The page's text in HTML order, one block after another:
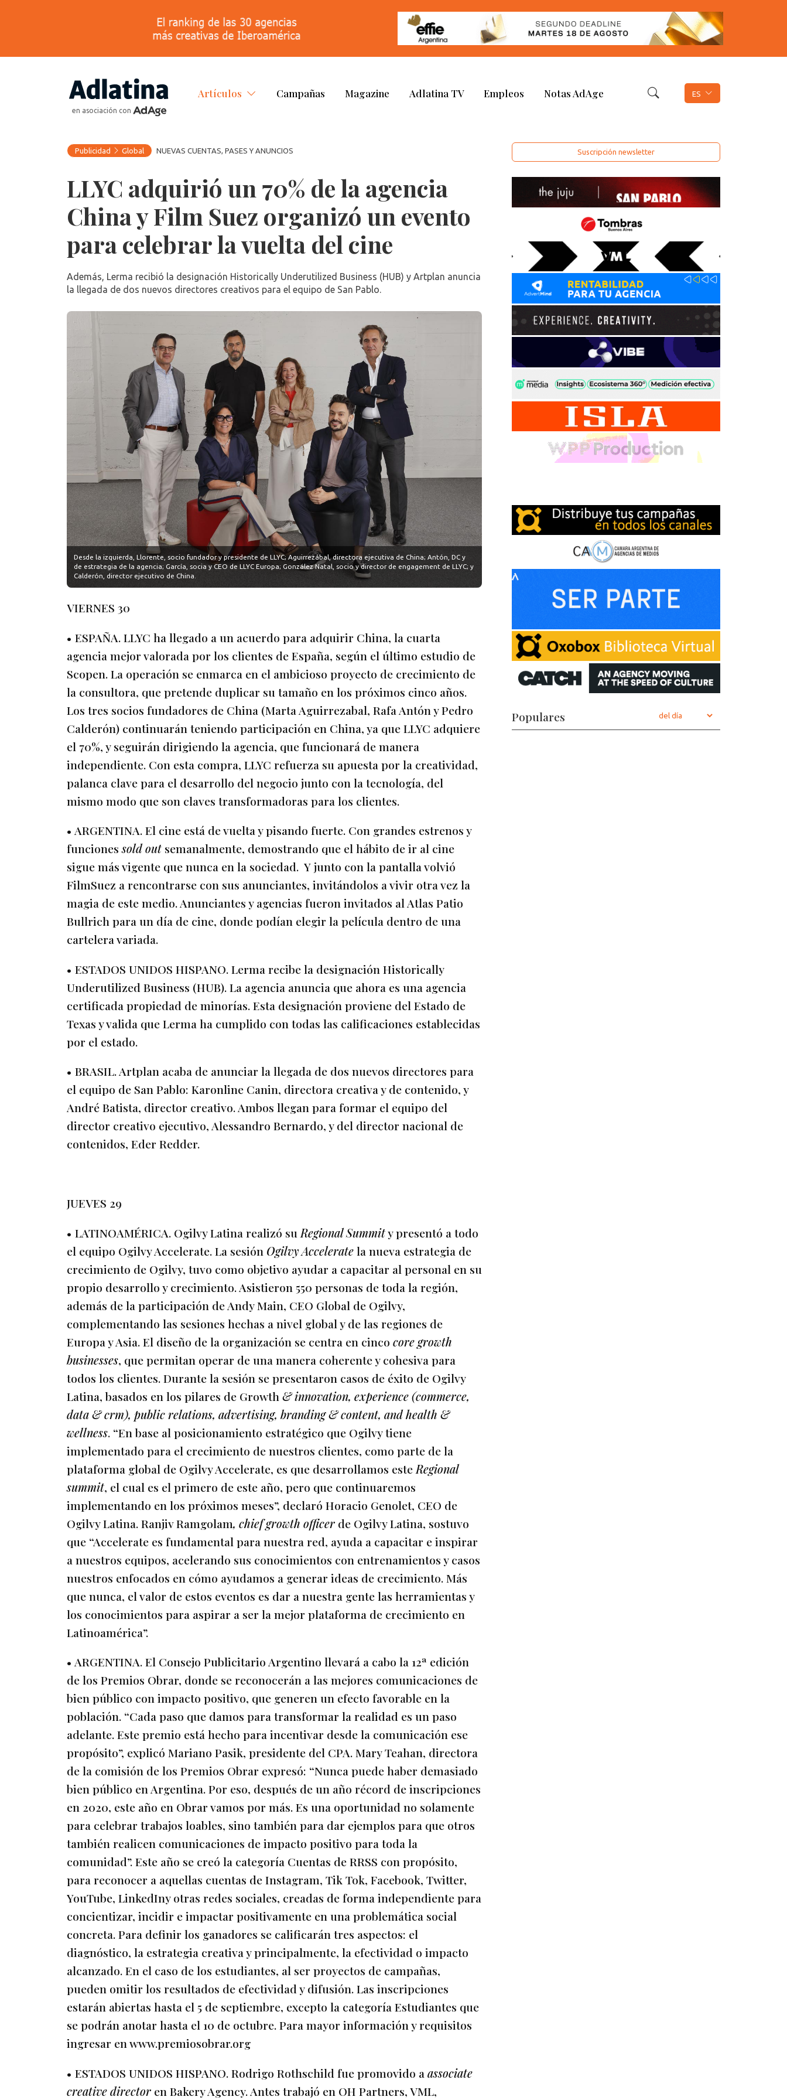
en asociación con
Artículos Campañas Magazine Adlatina TV Empleos Notas AdAge ES
Publicidad Global NUEVAS CUENTAS, PASES Y ANUNCIOS
LLYC adquirió un 70% de la agencia
China y Film Suez organizó un evento
para celebrar la vuelta del cine
Además, Lerma recibió la designación Historically Underutilized Business (HUB) y Artplan anuncia
la llegada de dos nuevos directores creativos para el equipo de San Pablo.
Desde la izquierda, Llorente, socio fundador y presidente de LLYC; Aguirrezábal, directora ejecutiva de China; Antón, DC y
de estrategia de la agencia; García, socia y CEO de LLYC Europa; González Natal, socio y director de engagement de LLYC; y
Calderón, director ejecutivo de China.
VIERNES 30
• ESPAÑA. LLYC ha llegado a un acuerdo para adquirir China, la cuarta
agencia mejor valorada por los clientes de España, según el último estudio de
Scopen. La operación se enmarca en el ambicioso proyecto de crecimiento de
la consultora, que pretende duplicar su tamaño en los próximos cinco años.
Los tres socios fundadores de China (Marta Aguirrezabal, Rafa Antón y Pedro
Calderón) continuarán teniendo participación en China, ya que LLYC adquiere
el 70%, y seguirán dirigiendo la agencia, que funcionará de manera
independiente. Con esta compra, LLYC refuerza su apuesta por la creatividad,
palanca clave para el desarrollo del negocio junto con la tecnología, del
mismo modo que son claves transformadoras para los clientes.
• ARGENTINA. El cine está de vuelta y pisando fuerte. Con grandes estrenos y
funcionessold outsemanalmente, demostrando que el hábito de ir al cine
sigue más vigente que nunca en la sociedad. Y junto con la pantalla volvió
FilmSuez a rencontrarse con sus anunciantes, invitándolos a vivir otra vez la
magia de este medio. Anunciantes y agencias fueron invitados al Atlas Patio
Bullrich para un día de cine, donde podían elegir la película dentro de una
cartelera variada.
• ESTADOS UNIDOS HISPANO. Lerma recibe la designación Historically
Underutilized Business (HUB). La agencia anuncia que ahora es una agencia
certificada propiedad de minorías. Esta designación proviene del Estado de
Texas y valida que Lerma ha cumplido con todas las calificaciones establecidas
por el estado.
• BRASIL. Artplan acaba de anunciar la llegada de dos nuevos directores para
el equipo de San Pablo: Karonline Canin, directora creativa y de contenido, y
André Batista, director creativo. Ambos llegan para formar el equipo del
director creativo ejecutivo, Alessandro Bernardo, y del director nacional de
contenidos, Eder Redder.
JUEVES 29
• LATINOAMÉRICA. Ogilvy Latina realizó su Regional Summity presentó a todo
el equipo Ogilvy Accelerate. La sesión Ogilvy Acceleratela nueva estrategia de
crecimiento de Ogilvy, tuvo como objetivo ayudar a capacitar al personal en su
propio desarrollo y crecimiento. Asistieron 550 personas de toda la región,
además de la participación de Andy Main, CEO Global de Ogilvy,
complementando las sesiones hechas a nivel global y de las regiones de
Europa y Asia. El diseño de la organización se centra en cinco core growth
businesses, que permitan operar de una manera coherente y cohesiva para
todos los clientes. Durante la sesión se presentaron casos de éxito de Ogilvy
Latina, basados en los pilares de Growth & innovation, experience (commerce,
data & crm), public relations, advertising, branding & content, and health &
wellness. “En base al posicionamiento estratégico que Ogilvy tiene
implementado para el crecimiento de nuestros clientes, como parte de la
plataforma global de Ogilvy Accelerate, es que desarrollamos este Regional
summit, el cual es el primero de este año, pero que continuaremos
implementando en los próximos meses”, declaró Horacio Genolet, CEO de
Ogilvy Latina. Ranjiv Ramgolam, chief growth officer de Ogilvy Latina, sostuvo
que “Accelerate es fundamental para nuestra red, ayuda a capacitar e inspirar
a nuestros equipos, acelerando sus conocimientos con entrenamientos y casos
nuestros enfocados en cómo ayudamos a generar ideas de crecimiento. Más
que nunca, el valor de estos eventos es dar a nuestra gente las herramientas y
los conocimientos para aspirar a ser la mejor plataforma de crecimiento en
Latinoamérica”.
• ARGENTINA. El Consejo Publicitario Argentino llevará a cabo la 12ª edición
de los Premios Obrar, donde se reconocerán a las mejores comunicaciones de
bien público con impacto positivo, que generen un efecto favorable en la
población. “Cada paso que damos para transformar la realidad es un paso
adelante. Este premio está hecho para incentivar desde la comunicación ese
propósito”, explicó Mariano Pasik, presidente del CPA. Mary Teahan, directora
de la comisión de los Premios Obrar expresó: “Nunca puede haber demasiado
bien público en Argentina. Por eso, después de un año récord de inscripciones
en 2020, este año en Obrar vamos por más. Es una oportunidad no solamente
para celebrar trabajos loables, sino también para dar ejemplos para que otros
también realicen comunicaciones de impacto positivo para toda la
comunidad”. Este año se creó la categoría Cuentas de RRSS con propósito,
para reconocer a aquellas cuentas de Instagram, Tik Tok, Facebook, Twitter,
YouTube, LinkedIny otras redes sociales, creadas de forma independiente para
concientizar, incidir e impactar positivamente en una problemática social
concreta. Para definir los ganadores se calificarán tres aspectos: el
diagnóstico, la estrategia creativa y principalmente, la efectividad o impacto
alcanzado. En el caso de los estudiantes, al ser proyectos de campañas,
pueden omitir los resultados de efectividad y difusión. Las inscripciones
estarán abiertas hasta el 5 de septiembre, excepto la categoría Estudiantes que
se podrán anotar hasta el 10 de octubre. Para mayor información y requisitos
ingresar en www.premiosobrar.org
• ESTADOS UNIDOS HISPANO. Rodrigo Rothschild fue promovido a associate
creative director en Bakery Agency. Antes trabajó en OH Partners, VML,
Suscripción newsletter
Populares